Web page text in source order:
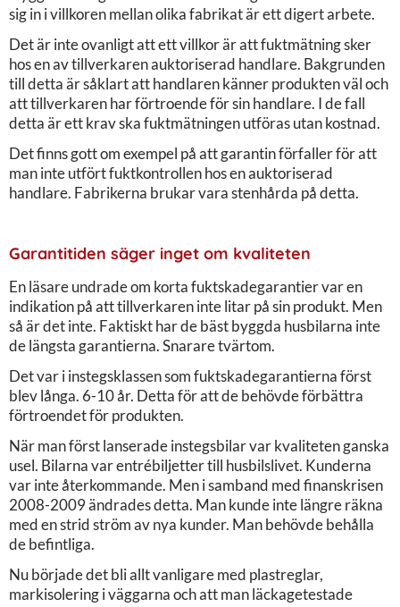
sig in i villkoren mellan olika fabrikat är ett digert arbete.
Det är inte ovanligt att ett villkor är att fuktmätning sker
hos en av tillverkaren auktoriserad handlare. Bakgrunden
till detta är såklart att handlaren känner produkten väl och
att tillverkaren har förtroende för sin handlare. I de fall
detta är ett krav ska fuktmätningen utföras utan kostnad.
Det finns gott om exempel på att garantin förfaller för att
man inte utfört fuktkontrollen hos en auktoriserad
handlare. Fabrikerna brukar vara stenhårda på detta.
Garantitiden säger inget om kvaliteten
En läsare undrade om korta fuktskadegarantier var en
indikation på att tillverkaren inte litar på sin produkt. Men
så är det inte. Faktiskt har de bäst byggda husbilarna inte
de längsta garantierna. Snarare tvärtom.
Det var i instegsklassen som fuktskadegarantierna först
blev långa. 6-10 år. Detta för att de behövde förbättra
förtroendet för produkten.
När man först lanserade instegsbilar var kvaliteten ganska
usel. Bilarna var entrébiljetter till husbilslivet. Kunderna
var inte återkommande. Men i samband med finanskrisen
2008-2009 ändrades detta. Man kunde inte längre räkna
med en strid ström av nya kunder. Man behövde behålla
de befintliga.
Nu började det bli allt vanligare med plastreglar,
markisolering i väggarna och att man läckagetestade